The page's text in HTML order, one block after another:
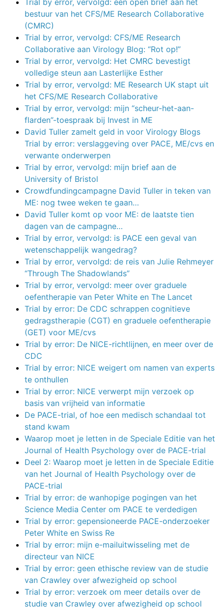
Trial by error, vervolgd: een open brief aan het
bestuur van het CFS/ME Research Collaborative
(CMRC)
Trial by error, vervolgd: CFS/ME Research
Collaborative aan Virology Blog: “Rot op!”
Trial by error, vervolgd: Het CMRC bevestigt
volledige steun aan Lasterlijke Esther
Trial by error, vervolgd: ME Research UK stapt uit
het CFS/ME Research Collaborative
Trial by error, vervolgd: mijn “scheur-het-aan-
flarden”-toespraak bij Invest in ME
David Tuller zamelt geld in voor Virology Blogs
Trial by error: verslaggeving over PACE, ME/cvs en
verwante onderwerpen
Trial by error, vervolgd: mijn brief aan de
University of Bristol
Crowdfundingcampagne David Tuller in teken van
ME: nog twee weken te gaan…
David Tuller komt op voor ME: de laatste tien
dagen van de campagne…
Trial by error, vervolgd: is PACE een geval van
wetenschappelijk wangedrag?
Trial by error, vervolgd: de reis van Julie Rehmeyer
“Through The Shadowlands”
Trial by error, vervolgd: meer over graduele
oefentherapie van Peter White en The Lancet
Trial by error: De CDC schrappen cognitieve
gedragstherapie (CGT) en graduele oefentherapie
(GET) voor ME/cvs
Trial by error: De NICE-richtlijnen, en meer over de
CDC
Trial by error: NICE weigert om namen van experts
te onthullen
Trial by error: NICE verwerpt mijn verzoek op
basis van vrijheid van informatie
De PACE-trial, of hoe een medisch schandaal tot
stand kwam
Waarop moet je letten in de Speciale Editie van het
Journal of Health Psychology over de PACE-trial
Deel 2: Waarop moet je letten in de Speciale Editie
van het Journal of Health Psychology over de
PACE-trial
Trial by error: de wanhopige pogingen van het
Science Media Center om PACE te verdedigen
Trial by error: gepensioneerde PACE-onderzoeker
Peter White en Swiss Re
Trial by error: mijn e-mailuitwisseling met de
directeur van NICE
Trial by error: geen ethische review van de studie
van Crawley over afwezigheid op school
Trial by error: verzoek om meer details over de
studie van Crawley over afwezigheid op school